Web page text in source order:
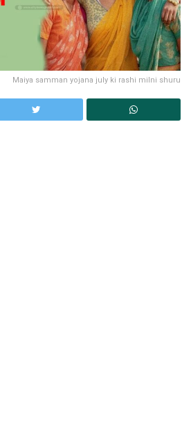
Maiya samman yojana july ki rashi milni shuru